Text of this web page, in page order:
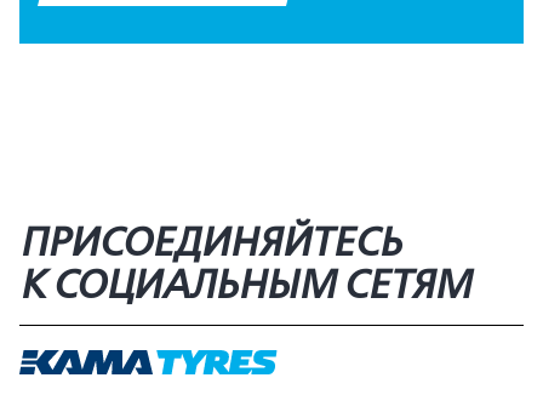
ПРИСОЕДИНЯЙТЕСЬ
К СОЦИАЛЬНЫМ СЕТЯМ